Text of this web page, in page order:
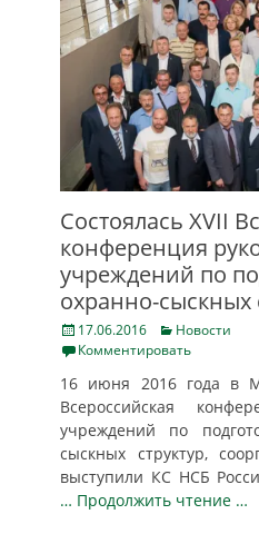
Состоялась XVII
конференция
учреждений по
охранно-сыскных
Posted
on
17.06.2016 Categories
Новости
Комментировать
16 июня 2016 года в
Всероссийская
учреждений по
сыскных структур,
выступили КС НСБ
… Продолжить чтение …